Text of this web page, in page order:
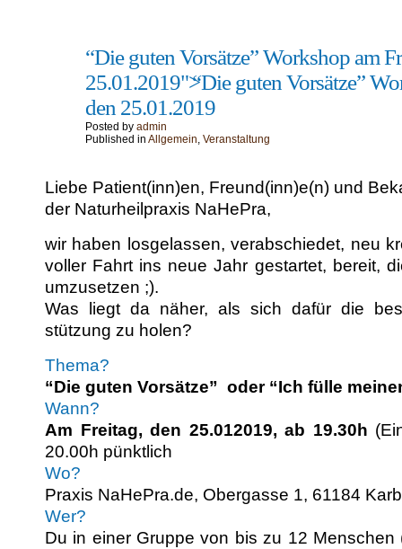
“Die guten Vorsätze” Workshop am
25.01.2019">
“Die guten Vorsätze”
den 25.01.2019
Posted by admin
Published in Allgemein, Veranstaltung
Liebe Patient(inn)en, Freund(inn)e(n) und
der Naturheil­prax­is NaHePra,
wir haben los­ge­lassen, ver­ab­schiedet, neu
voller Fahrt ins neue Jahr ges­tartet, bere­it,
umzusetzen ;).
Was liegt da näher, als sich dafür die
stützung zu holen?
The­ma?
“Die guten Vorsätze” oder “Ich fülle
Wann?
Am Fre­itag, den 25.012019, ab 19.30h
20.00h pünktlich
Wo?
Prax­is NaHePra.de, Ober­gasse 1, 61184
Wer?
Du in ein­er Gruppe von bis zu 12 Men­schen